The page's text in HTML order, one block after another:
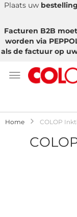
Plaats uw
Facturen B2B
worden via
als de factuur op
Home COLOP